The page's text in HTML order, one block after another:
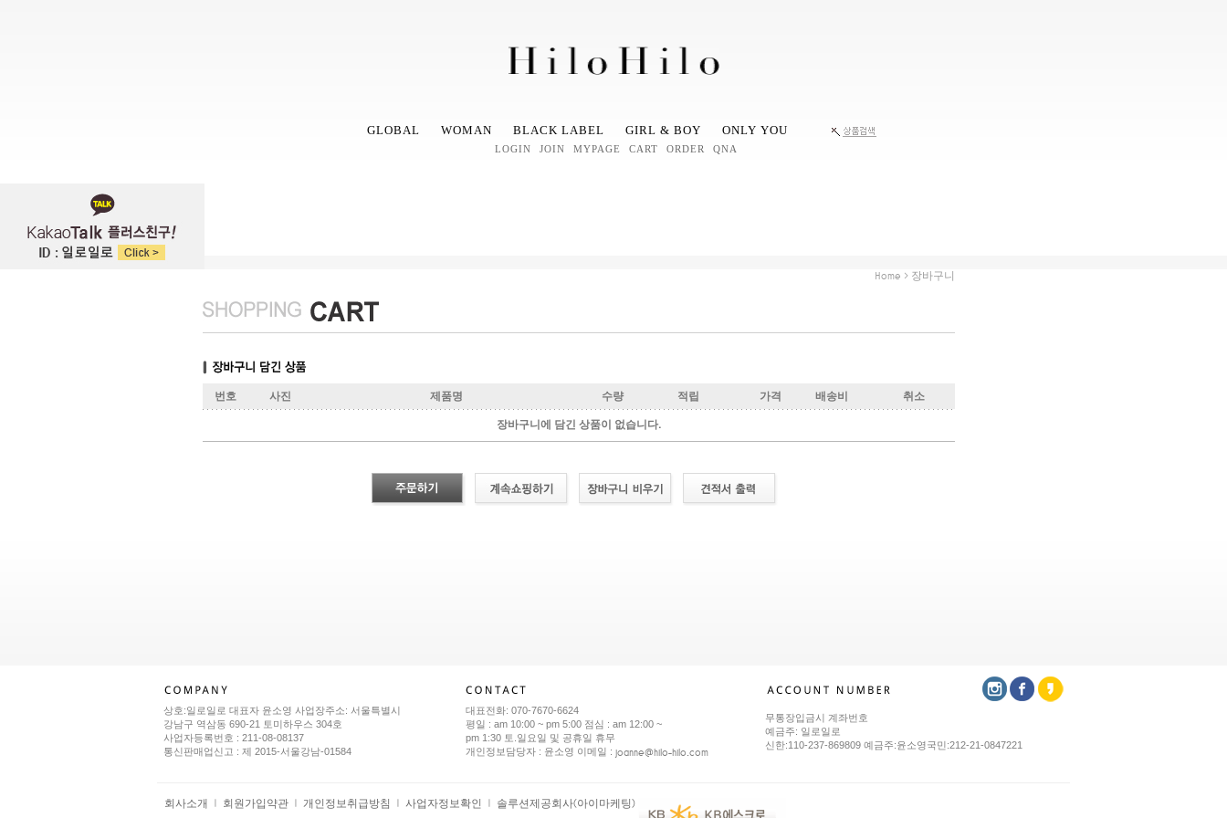
GLOBAL WOMAN BLACK LABEL GIRL & BOY ONLY YOU
LOGIN JOIN MYPAGE CART ORDER QNA
Home > 장바구니
번호 사진 제품명 수량 적립 가격 배송비 취소
장바구니에 담긴 상품이 없습니다.
상호:일로일로 대표자 윤소영 사업장주소: 서울특별시
강남구 역삼동 690-21 토미하우스 304호
사업자등록번호 : 211-08-08137
통신판매업신고 : 제 2015-서울강남-01584
대표전화: 070-7670-6624
평일 : am 10:00 ~ pm 5:00 점심 : am 12:00 ~
pm 1:30 토.일요일 및 공휴일 휴무
개인정보담당자 : 윤소영 이메일 : joanne@hilo-hilo.com
무통장입금시 계좌번호
예금주: 일로일로
신한:110-237-869809 예금주:윤소영국민:212-21-0847221
회사소개 회원가입약관ㅣ 개인정보취급방침 사업자정보확인 솔루션제공회사(아이마케팅)